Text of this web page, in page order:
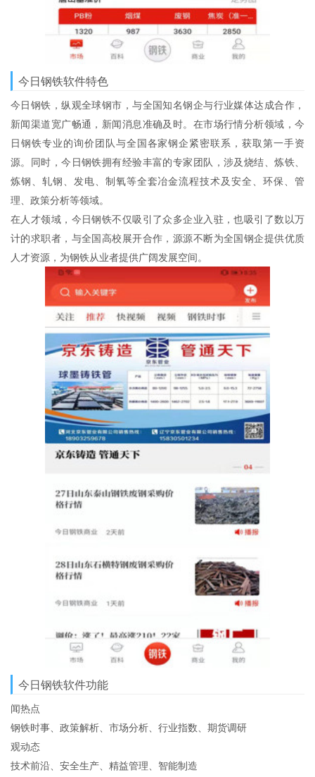
今日钢铁软件特色
今日钢铁，纵观全球钢市，与全国知名钢企与行业媒体达成合作，
新闻渠道宽广畅通，新闻消息准确及时。在市场行情分析领域，今
日钢铁专业的询价团队与全国各家钢企紧密联系，获取第一手资
源。同时，今日钢铁拥有经验丰富的专家团队，涉及烧结、炼铁、
炼钢、轧钢、发电、制氧等全套冶金流程技术及安全、环保、管
理、政策分析等领域。
在人才领域，今日钢铁不仅吸引了众多企业入驻，也吸引了数以万
计的求职者，与全国高校展开合作，源源不断为全国钢企提供优质
人才资源，为钢铁从业者提供广阔发展空间。
今日钢铁软件功能
闻热点
钢铁时事、政策解析、市场分析、行业指数、期货调研
观动态
技术前沿、安全生产、精益管理、智能制造